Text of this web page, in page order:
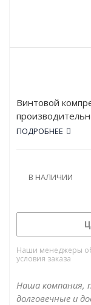
Винтовой
давлением в 8.5
ПОДРОБНЕЕ
В НАЛИЧИИ
Наши менеджеры
условия заказа
Наша компания,
долговечные и